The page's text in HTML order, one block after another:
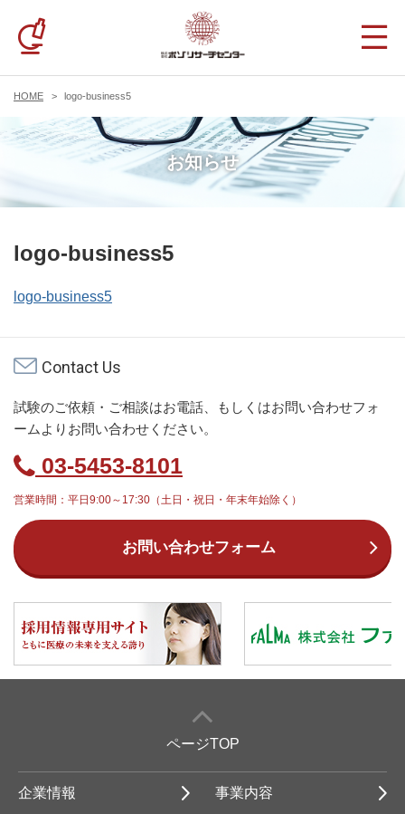
HOME logo-business5
お知らせ
logo-business5
logo-business5
Contact Us
試験のご依頼・ご相談はお電話、もしくはお問い合わせフォ
ームよりお問い合わせください。
03-5453-8101
営業時間：平日9:00～17:30（土日・祝日・年末年始除く）
お問い合わせフォーム
ページTOP
企業情報 事業内容